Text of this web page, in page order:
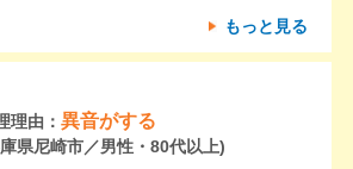
もっと見る
理由： 異音がする
県尼崎市／男性・80代以上)